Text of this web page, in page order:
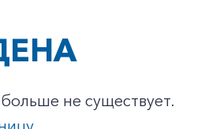
не существует.